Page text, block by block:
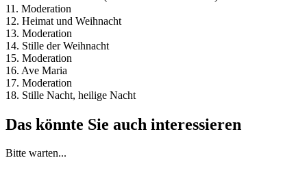
11. Moderation
12. Heimat und Weihnacht
13. Moderation
14. Stille der Weihnacht
15. Moderation
16. Ave Maria
17. Moderation
18. Stille Nacht, heilige Nacht
Das könnte Sie auch interessieren
Bitte warten...